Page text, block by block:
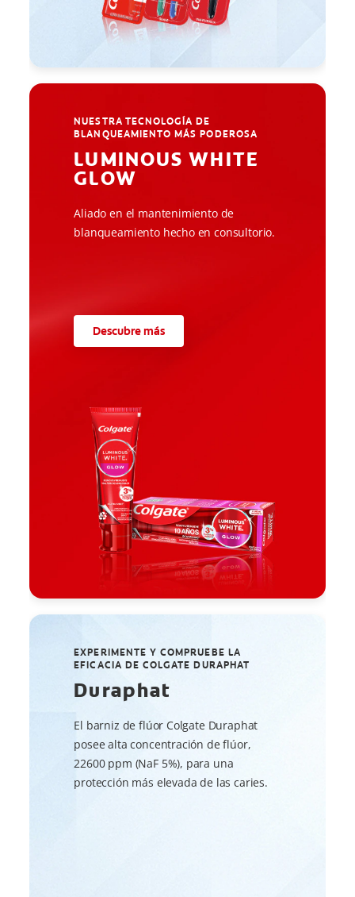
NUESTRA TECNOLOGÍA DE
BLANQUEAMIENTO MÁS PODEROSA
LUMINOUS WHITE
GLOW
Aliado en el mantenimiento de
blanqueamiento hecho en consultorio.
Descubre más
EXPERIMENTE Y COMPRUEBE LA
EFICACIA DE COLGATE DURAPHAT
Duraphat
El barniz de flúor Colgate Duraphat
posee alta concentración de flúor,
22600 ppm (NaF 5%), para una
protección más elevada de las caries.